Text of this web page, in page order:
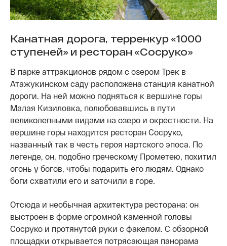
Канатная дорога, терренкур «1000
ступеней» и ресторан «Сосруко»
В парке аттракционов рядом с озером Трек в
Атажукинском саду расположена станция канатной
дороги. На ней можно подняться к вершине горы
Малая Кизиловка, полюбовавшись в пути
великолепными видами на озеро и окрестности. На
вершине горы находится ресторан Сосруко,
названный так в честь героя нартского эпоса. По
легенде, он, подобно греческому Прометею, похитил
огонь у богов, чтобы подарить его людям. Однако
боги схватили его и заточили в горе.
Отсюда и необычная архитектура ресторана: он
выстроен в форме огромной каменной головы
Сосруко и протянутой руки с факелом. С обзорной
площадки открывается потрясающая панорама